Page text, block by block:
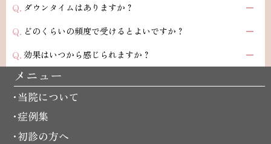
ダウンタイムはありますか？
どのくらいの頻度で受けるとよいですか？
効果はいつから感じられますか？
メニュー
当院について
症例集
初診の方へ